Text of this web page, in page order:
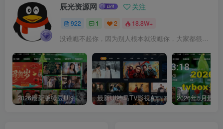
辰光资源网 关注
922 1 2 18.8W+
没谁瞧不起你，因为别人根本就没瞧你，大家都很忙的
2026最新版绿豆UI9双端影视APP源码 最新UI神马TV影视APP源码 乐檬影视苹果CMS后台 包含前后端源码